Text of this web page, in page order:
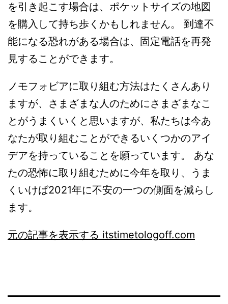
を引き起こす場合は、ポケットサイズの地図
を購入して持ち歩くかもしれません。 到達不
能になる恐れがある場合は、固定電話を再発
見することができます。
ノモフォビアに取り組む方法はたくさんあり
ますが、さまざまな人のためにさまざまなこ
とがうまくいくと思いますが、私たちは今あ
なたが取り組むことができるいくつかのアイ
デアを持っていることを願っています。 あな
たの恐怖に取り組むために今年を取り、うま
くいけば2021年に不安の一つの側面を減らし
ます。
元の記事を表示する itstimetologoff.com